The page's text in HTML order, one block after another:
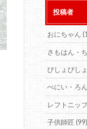
投稿者
おにちゃん
さもはん・
びしょびし
ぺにい・ろ
レフトニッ
子供師匠(99)